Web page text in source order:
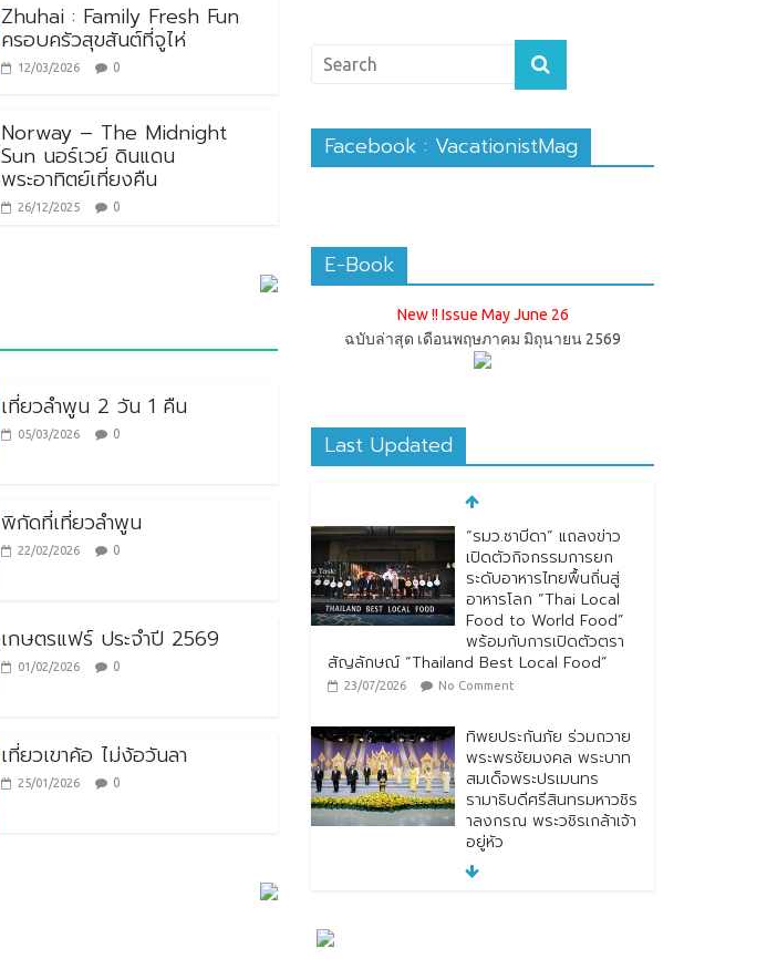
Zhuhai : Family Fresh Fun
ครอบครัวสุขสันต์ที่จูไห่
12/03/2026 0
Norway – The Midnight
Sun นอร์เวย์ ดินแดน
พระอาทิตย์เที่ยงคืน
26/12/2025 0
เที่ยวลำพูน 2 วัน 1 คืน
05/03/2026 0
พิกัดที่เที่ยวลำพูน
22/02/2026 0
เกษตรแฟร์ ประจำปี 2569
01/02/2026 0
เที่ยวเขาค้อ ไม่ง้อวันลา
25/01/2026 0
Facebook : VacationistMag
E-Book
New !! Issue May June 26
ฉบับล่าสุด เดือนพฤษภาคม มิถุนายน 2569
Last Updated
“รมว.ซาบีดา” แถลงข่าว
เปิดตัวกิจกรรมการยก
ระดับอาหารไทยพื้นถิ่นสู่
อาหารโลก “Thai Local
Food to World Food”
พร้อมกับการเปิดตัวตรา
สัญลักษณ์ “Thailand Best Local Food”
23/07/2026 No Comment
ทิพยประกันภัย ร่วมถวาย
พระพรชัยมงคล พระบาท
สมเด็จพระปรเมนทร
รามาธิบดีศรีสินทรมหาวชิร
าลงกรณ พระวชิรเกล้าเจ้า
อยู่หัว
No Comment